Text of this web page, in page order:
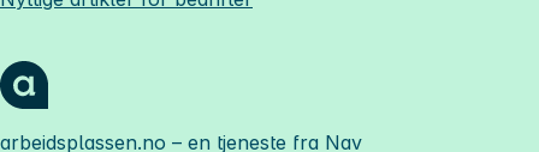
arbeidsplassen.no – en tjeneste fra Nav